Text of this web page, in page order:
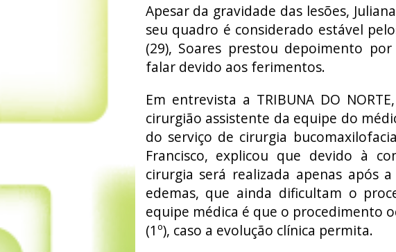
Apesar da gravidade das lesões,
seu quadro é considerado estável
(29), Soares prestou depoimento
falar devido aos ferimentos.
Em entrevista a TRIBUNA DO
cirurgião assistente da equipe do
do serviço de cirurgia
Francisco, explicou que devido à
cirurgia será realizada apenas após
edemas, que ainda dificultam o
equipe médica é que o procedimento
(1º), caso a evolução clínica permita.